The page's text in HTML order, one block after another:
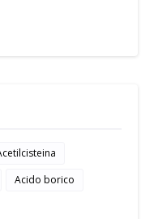
Acido borico